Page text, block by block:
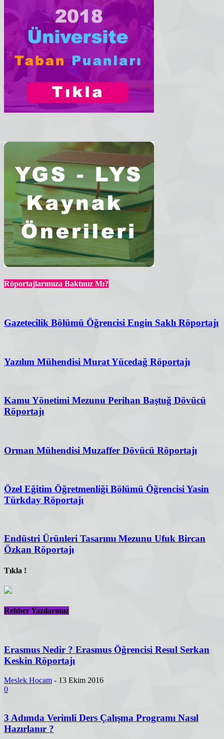
Röportajlarımıza Baktınız Mı?
Gazetecilik Bölümü Öğrencisi Engin Saklı Röportajı
Yazılım Mühendisi Murat Yücedağ Röportajı
Kamu Yönetimi Mezunu Perihan Baştuğ Dövücü
Röportajı
Orman Mühendisi Muzaffer Dövücü Röportajı
Özel Eğitim Öğretmenliği Bölümü Öğrencisi Yasin
Türkday Röportajı
Endüstri Ürünleri Tasarımı Mezunu Ufuk Bircan
Özkan Röportajı
Tıkla !
Rehber Yazılarımız
Erasmus Nedir ? Erasmus Öğrencisi Resul Serkan
Keskin Röportajı
Meslek Hocam - 13 Ekim 2016
0
3 Adımda Verimli Ders Çalışma Programı Nasıl
Hazırlanır ?